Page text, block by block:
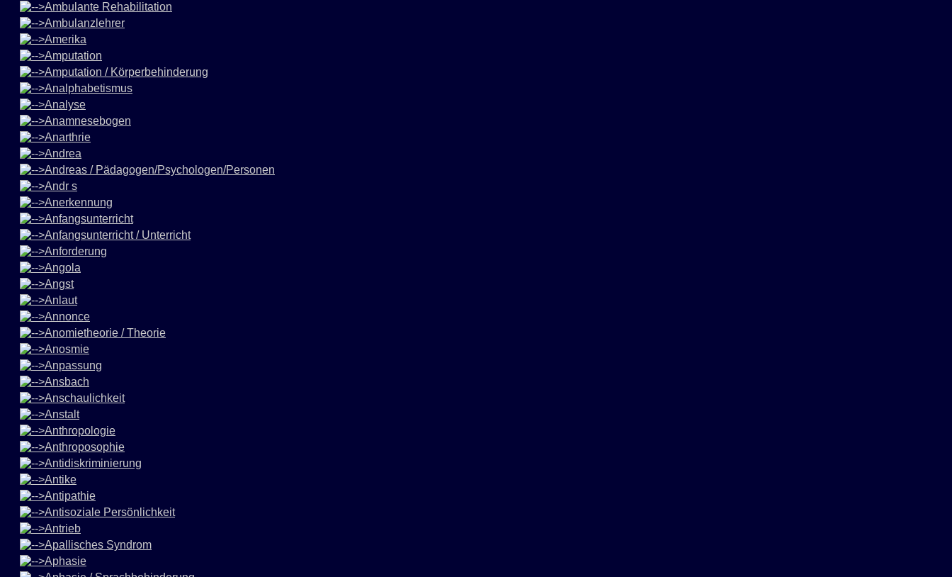
Ambulante Rehabilitation
Ambulanzlehrer
Amerika
Amputation
Amputation / Körperbehinderung
Analphabetismus
Analyse
Anamnesebogen
Anarthrie
Andrea
Andreas / Pädagogen/Psychologen/Personen
Andr s
Anerkennung
Anfangsunterricht
Anfangsunterricht / Unterricht
Anforderung
Angola
Angst
Anlaut
Annonce
Anomietheorie / Theorie
Anosmie
Anpassung
Ansbach
Anschaulichkeit
Anstalt
Anthropologie
Anthroposophie
Antidiskriminierung
Antike
Antipathie
Antisoziale Persönlichkeit
Antrieb
Apallisches Syndrom
Aphasie